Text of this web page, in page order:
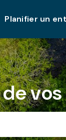
Planifier un